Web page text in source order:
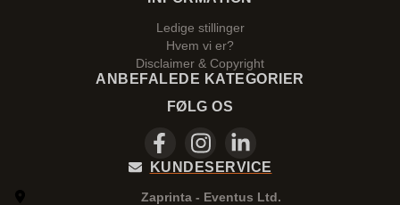
Ledige stillinger
Hvem vi er?
Disclaimer & Copyright
ANBEFALEDE KATEGORIER
FØLG OS
KUNDESERVICE
Zaprinta - Eventus Ltd.